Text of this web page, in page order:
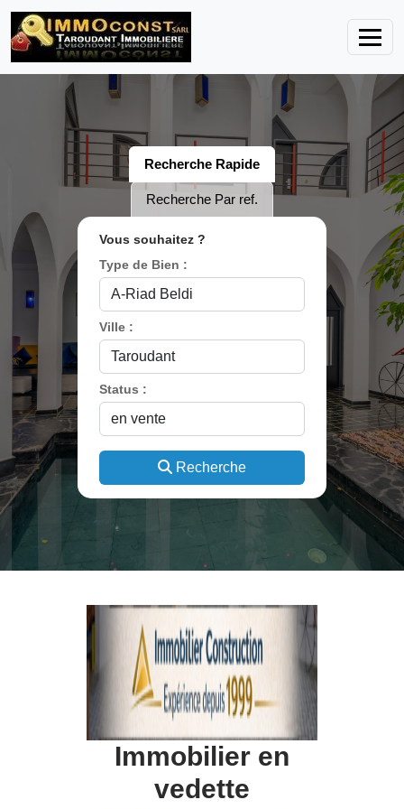
Recherche Rapide
Recherche Par ref.
Vous souhaitez ?
Type de Bien :
Ville :
Status :
Recherche
Immobilier en
vedette